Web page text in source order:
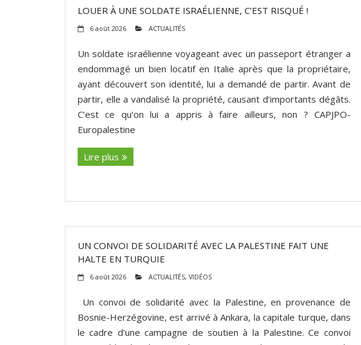
LOUER À UNE SOLDATE ISRAÉLIENNE, C’EST RISQUÉ !
6 août 2026 ACTUALITÉS
Un soldate israélienne voyageant avec un passeport étranger a
endommagé un bien locatif en Italie après que la propriétaire,
ayant découvert son identité, lui a demandé de partir. Avant de
partir, elle a vandalisé la propriété, causant d’importants dégâts.
C’est ce qu’on lui a appris à faire ailleurs, non ? CAPJPO-
Europalestine
Lire plus
UN CONVOI DE SOLIDARITÉ AVEC LA PALESTINE FAIT UNE
HALTE EN TURQUIE
6 août 2026 ACTUALITÉS, VIDÉOS
Un convoi de solidarité avec la Palestine, en provenance de
Bosnie-Herzégovine, est arrivé à Ankara, la capitale turque, dans
le cadre d’une campagne de soutien à la Palestine. Ce convoi